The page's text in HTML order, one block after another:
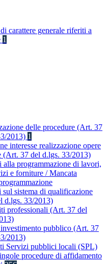
carattere generale riferiti a
1
delle procedure (Art. 37
2013) 1
interesse realizzazione opere
(Art. 37 del d.lgs. 33/2013)
programmazione di lavori,
e forniture / Mancata
sul sistema di qualificazione
d.lgs. 33/2013)
professionali (Art. 37 del
pubblico (Art. 37
2013)
Servizi pubblici locali (SPL)
procedure di affidamento